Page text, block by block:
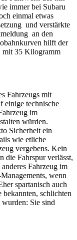
immer bei Subaru
einmal etwas
und verstärkte
an den
hilft der
mit 35 Kilogramm
Fahrzeugs mit
einige technische
im
würden.
Sicherheit ein
wie etliche
vergebens. Kein
die Fahrspur verlässt,
Fahrzeug im
wenn
spartanisch auch
schlichten
Sie sind